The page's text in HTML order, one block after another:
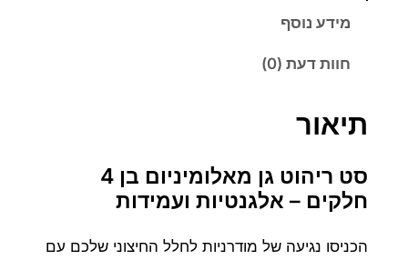
,
8
₪
₪
א
ד
י
מידע נוסף
חוות דעת (0)
תיאור
סט ריהוט גן מאלומיניום בן 4
חלקים – אלגנטיות ועמידות
הכניסו נגיעה של מודרניות לחלל החיצוני שלכם עם